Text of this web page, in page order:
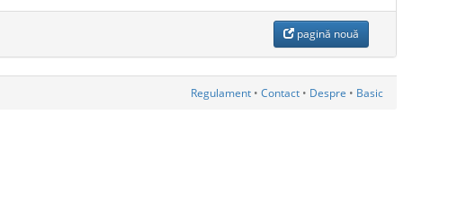
pagină nouă
Regulament • Contact • Despre • Basic